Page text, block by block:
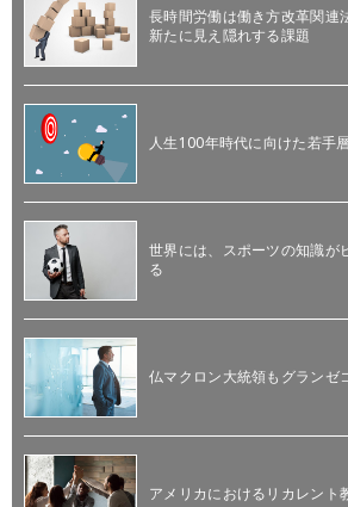
長時間労働は働き方改革関連
新たに見え隠れする課題
人生100年時代に向けた若手
世界には、スポーツの知識が
る
仏マクロン大統領もグランゼ
アメリカにおけるリカレント